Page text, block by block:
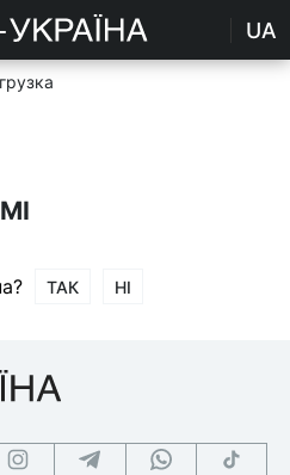
UA
ТАК НІ